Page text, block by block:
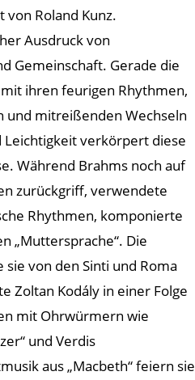
Roland Kunz.
Ausdruck von
Gemeinschaft. Gerade die
ihren feurigen Rhythmen,
und mitreißenden Wechseln
Leichtigkeit verkörpert diese
Während Brahms noch auf
zurückgriff, verwendete
Rhythmen, komponierte
„Muttersprache“. Die
sie von den Sinti und Roma
Zoltan Kodály in einer Folge
mit Ohrwürmern wie
und Verdis
aus „Macbeth“ feiern sie